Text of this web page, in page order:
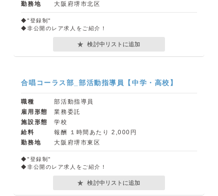
勤務地
大阪府堺市北区
◆"登録制"
◆非公開のレア求人をご紹介！
検討中リストに追加
合唱コーラス部_部活動指導員【中学・高校】
職種
部活動指導員
雇用形態
業務委託
施設形態
学校
給料
報酬 １時間あたり 2,000円
勤務地
大阪府堺市東区
◆"登録制"
◆非公開のレア求人をご紹介！
検討中リストに追加